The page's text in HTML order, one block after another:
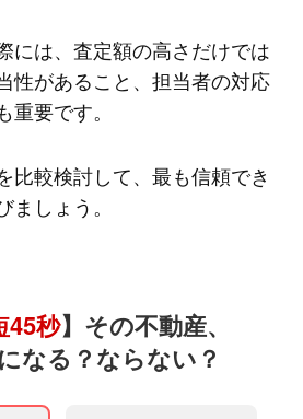
には、査定額の高さだけでは
性があること、担当者の対応
要です。
比較検討して、最も信頼でき
しょう。
45秒】その不動産、
なる？ならない？